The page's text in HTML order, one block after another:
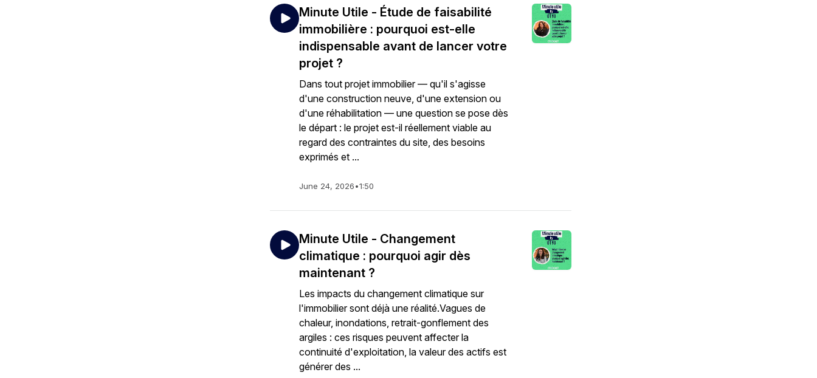
Minute Utile - Étude de faisabilité
immobilière : pourquoi est-elle
indispensable avant de lancer votre
projet ?
Dans tout projet immobilier — qu'il s'agisse
d'une construction neuve, d'une extension ou
d'une réhabilitation — une question se pose dès
le départ : le projet est-il réellement viable au
regard des contraintes du site, des besoins
exprimés et ...
June 24, 2026•1:50
Minute Utile - Changement
climatique : pourquoi agir dès
maintenant ?
Les impacts du changement climatique sur
l'immobilier sont déjà une réalité.Vagues de
chaleur, inondations, retrait-gonflement des
argiles : ces risques peuvent affecter la
continuité d'exploitation, la valeur des actifs est
générer des ...